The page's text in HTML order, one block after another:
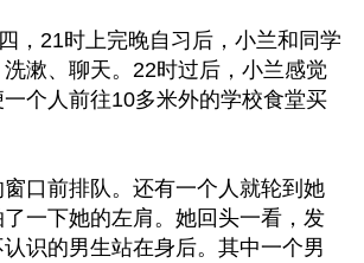
，21时上完晚自习后，小兰和同学
漱、聊天。22时过后，小兰感觉
个人前往10多米外的学校食堂买
口前排队。还有一个人就轮到她
一下她的左肩。她回头一看，发
识的男生站在身后。其中一个男